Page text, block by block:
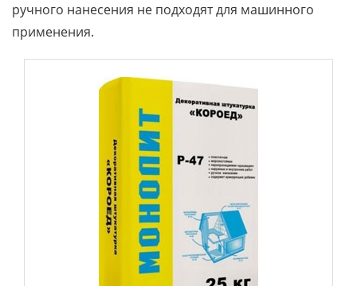
ручного нанесения не подходят для машинного
применения.